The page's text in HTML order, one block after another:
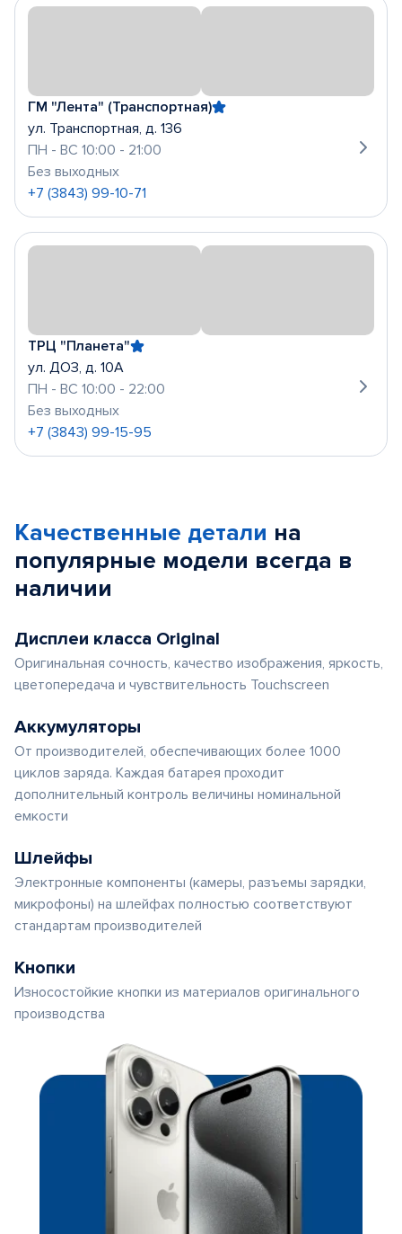
ГМ "Лента" (Транспортная)
ул. Транспортная, д. 136
ПН - ВС 10:00 - 21:00
Без выходных
+7 (3843) 99-10-71
ТРЦ "Планета"
ул. ДОЗ, д. 10А
ПН - ВС 10:00 - 22:00
Без выходных
+7 (3843) 99-15-95
Качественные детали на
популярные модели всегда в
наличии
Дисплеи класса Original
Оригинальная сочность, качество изображения, яркость,
цветопередача и чувствительность Touchscreen
Аккумуляторы
От производителей, обеспечивающих более 1000
циклов заряда. Каждая батарея проходит
дополнительный контроль величины номинальной
емкости
Шлейфы
Электронные компоненты (камеры, разъемы зарядки,
микрофоны) на шлейфах полностью соответствуют
стандартам производителей
Кнопки
Износостойкие кнопки из материалов оригинального
производства